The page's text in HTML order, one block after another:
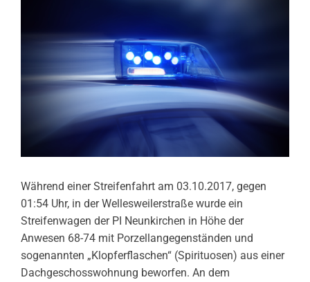
Während einer Streifenfahrt am 03.10.2017, gegen
01:54 Uhr, in der Wellesweilerstraße wurde ein
Streifenwagen der PI Neunkirchen in Höhe der
Anwesen 68-74 mit Porzellangegenständen und
sogenannten „Klopferflaschen“ (Spirituosen) aus einer
Dachgeschosswohnung beworfen. An dem